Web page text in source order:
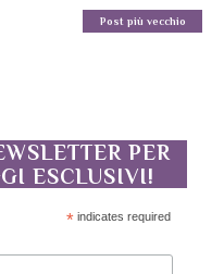
Post più vecchio
PER
ESCLUSIVI!
* indicates required